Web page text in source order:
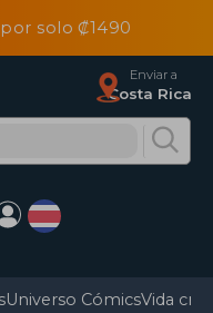
solo ₡1490
Enviar a
Costa Rica
Universo CómicsVida